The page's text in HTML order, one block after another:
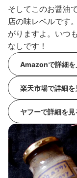
そしてこのお醤油
店の味レベルです
がりますよ。いつ
なしです！
Amazonで詳細を
楽天市場で詳細を
ヤフーで詳細を見